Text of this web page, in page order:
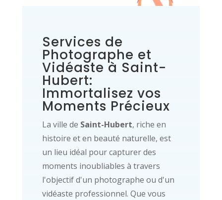
Services de
Photographe et
Vidéaste à Saint-
Hubert:
Immortalisez vos
Moments Précieux
La ville de Saint-Hubert, riche en
histoire et en beauté naturelle, est
un lieu idéal pour capturer des
moments inoubliables à travers
l'objectif d'un photographe ou d'un
vidéaste professionnel. Que vous